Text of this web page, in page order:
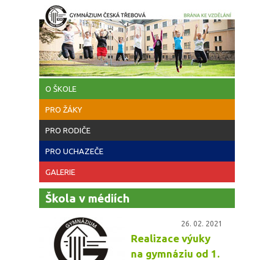
Přejít k hlavnímu obsahu
O ŠKOLE
PRO ŽÁKY
PRO RODIČE
PRO UCHAZEČE
GALERIE
Škola v médiích
26. 02. 2021
Realizace výuky
na gymnáziu od 1.